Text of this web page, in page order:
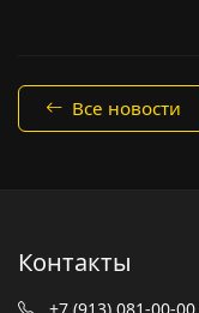
Все новости
Контакты